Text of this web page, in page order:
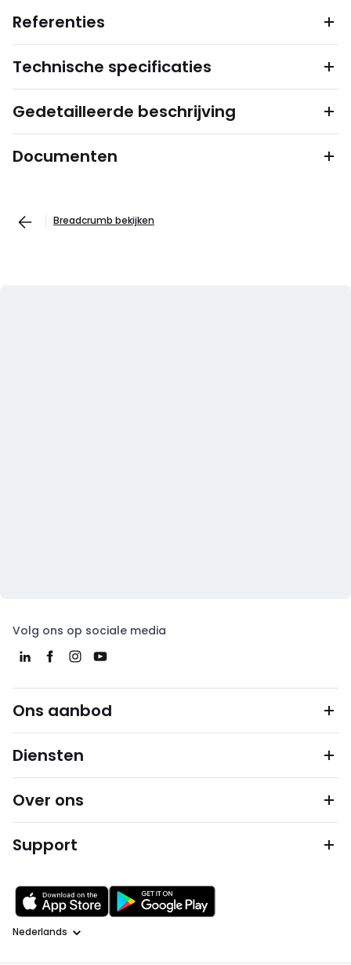
Referenties
Technische specificaties
Gedetailleerde beschrijving
Documenten
Breadcrumb bekijken
Volg ons op sociale media
Ons aanbod
Diensten
Over ons
Support
Taal